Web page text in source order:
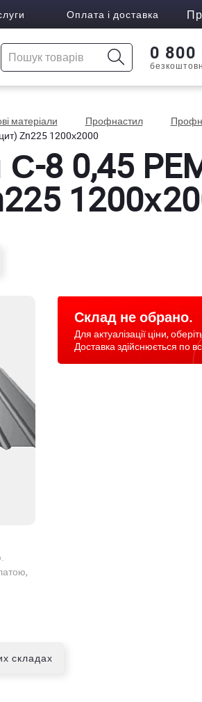
Оплата і доставка
0 800
матеріали Профнастил
Zn225 1200х2000
8 0,45
Склад не обрано.
Для актуалізації ціни,
Доставка здійснюється по
складах